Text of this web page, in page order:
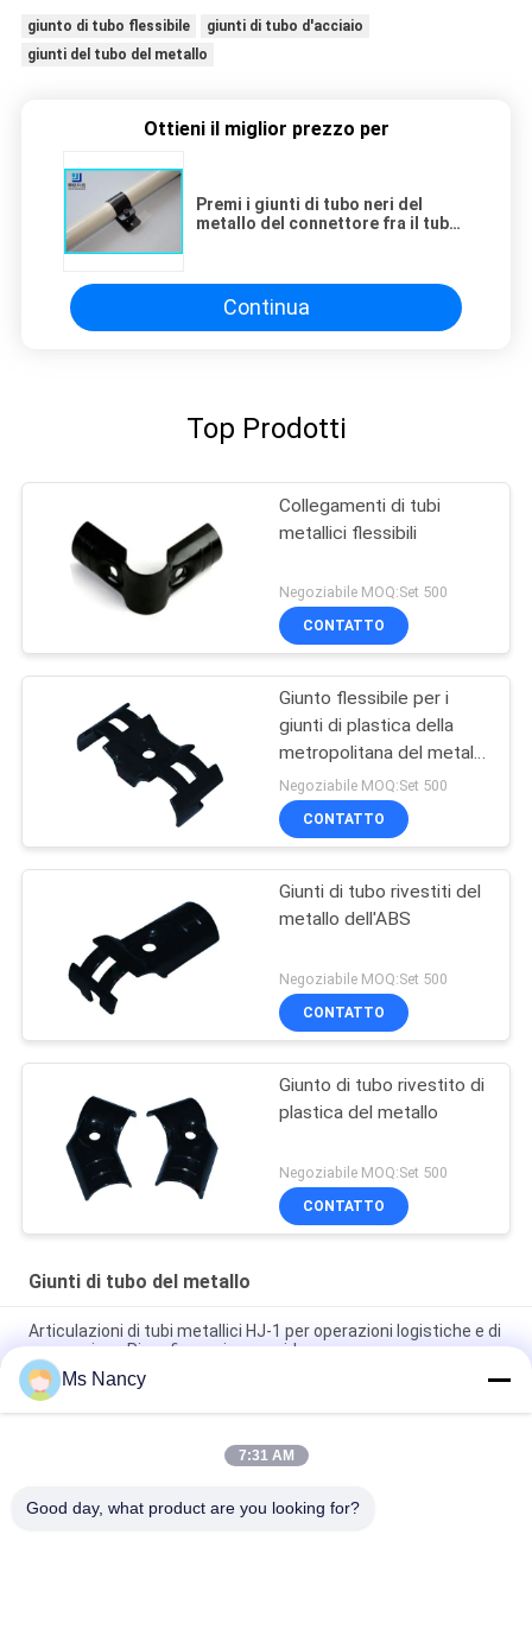
giunto di tubo flessibile
giunti di tubo d'acciaio
giunti del tubo del metallo
Ottieni il miglior prezzo per
Premi i giunti di tubo neri del
metallo del connettore fra il tubo
Continua
Top Prodotti
Collegamenti di tubi
metallici flessibili
Negoziabile MOQ:Set 500
CONTATTO
Giunto flessibile per i
giunti di plastica della
metropolitana del metallo
del tubo 28mm del PVC
che collegano
metropolitana magra
Negoziabile MOQ:Set 500
CONTATTO
Giunti di tubo rivestiti del
metallo dell'ABS
Negoziabile MOQ:Set 500
CONTATTO
Giunto di tubo rivestito di
plastica del metallo
Negoziabile MOQ:Set 500
CONTATTO
Giunti di tubo del metallo
Articulazioni di tubi metallici HJ-1 per operazioni logistiche e di
magazzino - Riconfigurazione rapida
Sistema di passerelle tubolari economiche - Giunti tubolari
metallici HJ-1 per progetti attenti al budget
Sistema di canalizzazioni completo - Giunti metallici HJ-1 per
Ms Nancy
7:31 AM
Good day, what product are you looking for?